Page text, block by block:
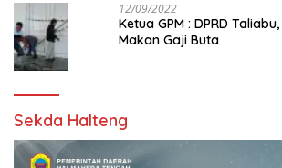
12/09/2022
Ketua GPM : DPRD
Makan Gaji Buta
Sekda Halteng